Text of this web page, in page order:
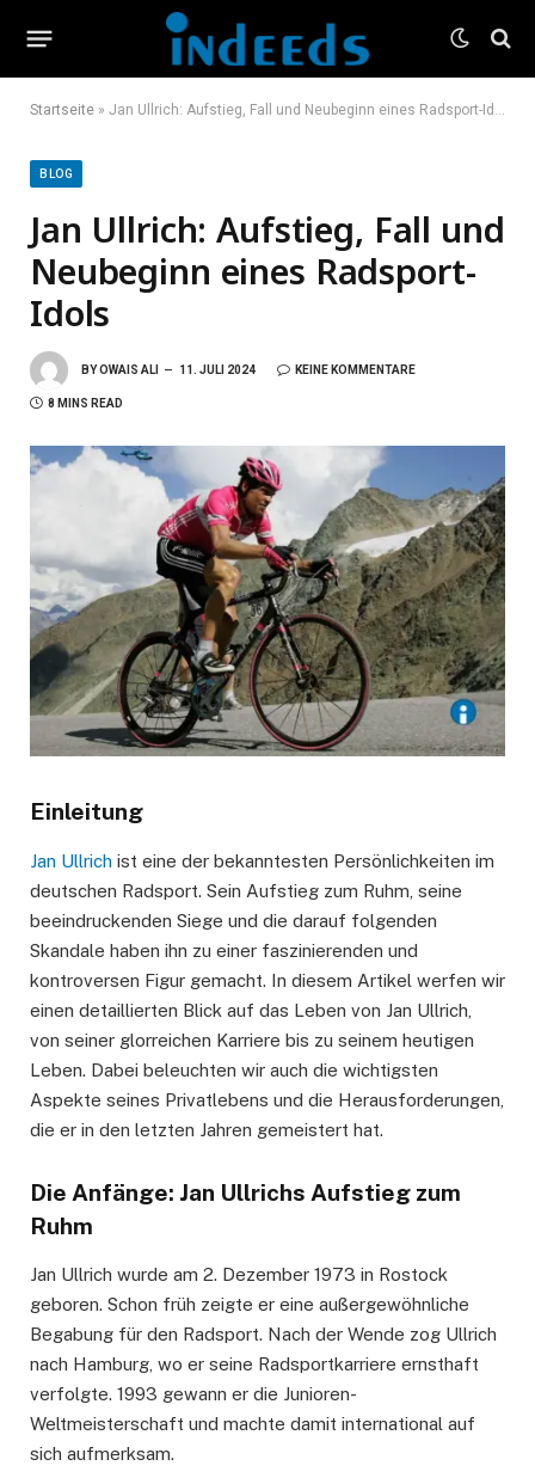
Startseite » Jan Ullrich: Aufstieg, Fall und Neubeginn eines Radsport-Idols
BLOG
Jan Ullrich: Aufstieg, Fall und
Neubeginn eines Radsport-
Idols
BYOWAIS ALI 11. JULI 2024 KEINE KOMMENTARE
8 MINS READ
Einleitung
Jan Ullrich ist eine der bekanntesten Persönlichkeiten im
deutschen Radsport. Sein Aufstieg zum Ruhm, seine
beeindruckenden Siege und die darauf folgenden
Skandale haben ihn zu einer faszinierenden und
kontroversen Figur gemacht. In diesem Artikel werfen wir
einen detaillierten Blick auf das Leben von Jan Ullrich,
von seiner glorreichen Karriere bis zu seinem heutigen
Leben. Dabei beleuchten wir auch die wichtigsten
Aspekte seines Privatlebens und die Herausforderungen,
die er in den letzten Jahren gemeistert hat.
Die Anfänge: Jan Ullrichs Aufstieg zum
Ruhm
Jan Ullrich wurde am 2. Dezember 1973 in Rostock
geboren. Schon früh zeigte er eine außergewöhnliche
Begabung für den Radsport. Nach der Wende zog Ullrich
nach Hamburg, wo er seine Radsportkarriere ernsthaft
verfolgte. 1993 gewann er die Junioren-
Weltmeisterschaft und machte damit international auf
sich aufmerksam.